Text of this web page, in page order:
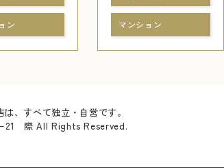
ン マンション
、すべて独立・自営です。
21 際 All Rights Reserved.